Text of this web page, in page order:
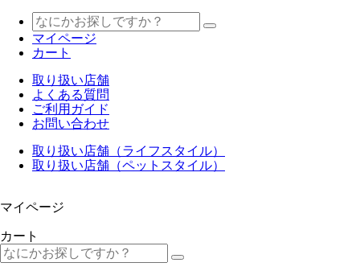
マイページ
カート
取り扱い店舗
よくある質問
ご利用ガイド
お問い合わせ
取り扱い店舗（ライフスタイル）
取り扱い店舗（ペットスタイル）
マイページ
カート